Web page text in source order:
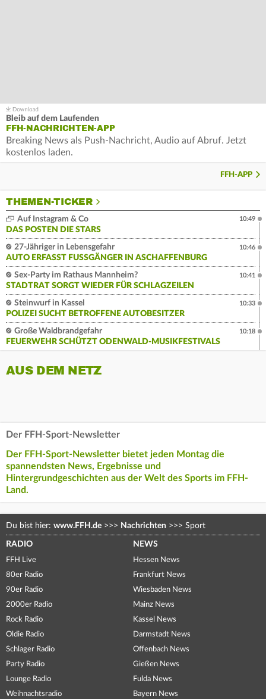
Bleib auf dem Laufenden
FFH-NACHRICHTEN-APP
Breaking News als Push-Nachricht, Audio auf Abruf. Jetzt
kostenlos laden.
FFH-APP
THEMEN-TICKER
Auf Instagram & Co
DAS POSTEN DIE STARS
10:49
27-Jähriger in Lebensgefahr
AUTO ERFASST FUSSGÄNGER IN ASCHAFFENBURG
10:46
Sex-Party im Rathaus Mannheim?
STADTRAT SORGT WIEDER FÜR SCHLAGZEILEN
10:41
Steinwurf in Kassel
POLIZEI SUCHT BETROFFENE AUTOBESITZER
10:33
Große Waldbrandgefahr
FEUERWEHR SCHÜTZT ODENWALD-MUSIKFESTIVALS
10:18
AUS DEM NETZ
Der FFH-Sport-Newsletter
Der FFH-Sport-Newsletter bietet jeden Montag die
spannendsten News, Ergebnisse und
Hintergrundgeschichten aus der Welt des Sports im FFH-
Land.
Du bist hier: www.FFH.de >>> Nachrichten >>> Sport
RADIO
FFH Live
80er Radio
90er Radio
2000er Radio
Rock Radio
Oldie Radio
Schlager Radio
Party Radio
Lounge Radio
Weihnachtsradio
NEWS
Hessen News
Frankfurt News
Wiesbaden News
Mainz News
Kassel News
Darmstadt News
Offenbach News
Gießen News
Fulda News
Bayern News